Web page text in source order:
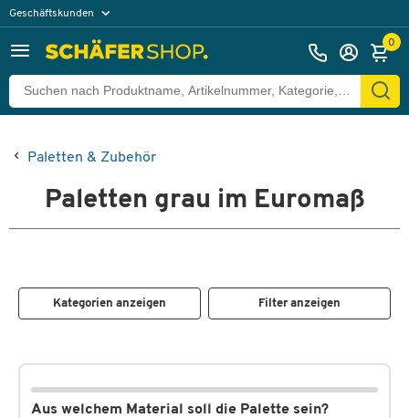
Geschäftskunden
0
Paletten & Zubehör
Paletten grau im Euromaß
Kategorien anzeigen Filter anzeigen
Aus welchem Material soll die Palette sein?